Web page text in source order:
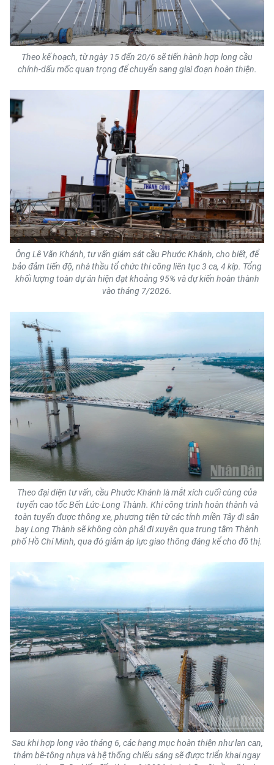
Theo kế hoạch, từ ngày 15 đến 20/6 sẽ tiến hành hợp long cầu
chính-dấu mốc quan trọng để chuyển sang giai đoạn hoàn thiện.
Ông Lê Văn Khánh, tư vấn giám sát cầu Phước Khánh, cho biết, để
bảo đảm tiến độ, nhà thầu tổ chức thi công liên tục 3 ca, 4 kíp. Tổng
khối lượng toàn dự án hiện đạt khoảng 95% và dự kiến hoàn thành
vào tháng 7/2026.
Theo đại diện tư vấn, cầu Phước Khánh là mắt xích cuối cùng của
tuyến cao tốc Bến Lức-Long Thành. Khi công trình hoàn thành và
toàn tuyến được thông xe, phương tiện từ các tỉnh miền Tây đi sân
bay Long Thành sẽ không còn phải đi xuyên qua trung tâm Thành
phố Hồ Chí Minh, qua đó giảm áp lực giao thông đáng kể cho đô thị.
Sau khi hợp long vào tháng 6, các hạng mục hoàn thiện như lan can,
thảm bê-tông nhựa và hệ thống chiếu sáng sẽ được triển khai ngay